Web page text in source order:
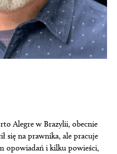
Alegre w Brazylii, obecnie
się na prawnika, ale pracuje
opowiadań i kilku powieści,